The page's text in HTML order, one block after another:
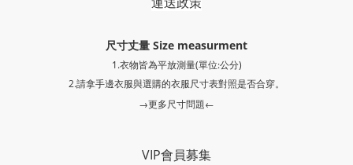
尺寸丈量 Size measurment
1.衣物皆為平放測量(單位:公分)
2.請拿手邊衣服與選購的衣服尺寸表對照是否合穿。
→更多尺寸問題←
VIP會員募集